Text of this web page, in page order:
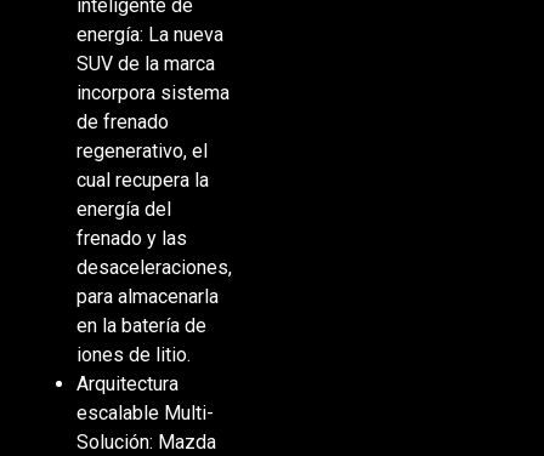
inteligente de
energía: La nueva
SUV de la marca
incorpora sistema
de frenado
regenerativo, el
cual recupera la
energía del
frenado y las
desaceleraciones,
para almacenarla
en la batería de
iones de litio.
Arquitectura
escalable Multi-
Solución: Mazda